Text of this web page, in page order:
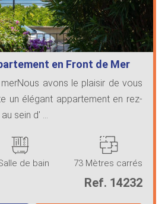
en Front de Mer
avons le plaisir de vous
un élégant appartement en rez-
sein d' ...
de bain 73 Mètres carrés
Ref. 14232